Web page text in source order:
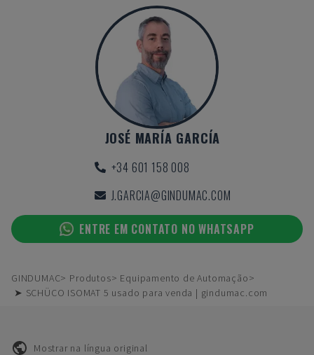
JOSÉ MARÍA GARCÍA
+34 601 158 008
J.GARCIA@GINDUMAC.COM
ENTRE EM CONTATO NO WHATSAPP
GINDUMAC Produtos
Equipamento de Automação
➤ SCHÜCO ISOMAT 5 usado para venda | gindumac.com
Mostrar na língua original